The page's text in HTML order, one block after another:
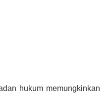
hukum memungkinkan